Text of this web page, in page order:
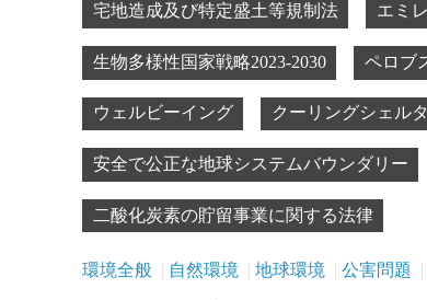
宅地造成及び特定盛土等規制法 エミ
生物多様性国家戦略2023-2030 ペロブ
ウェルビーイング クーリングシェル
安全で公正な地球システムバウンダリー
二酸化炭素の貯留事業に関する法律
環境全般 自然環境 地球環境 公害問題